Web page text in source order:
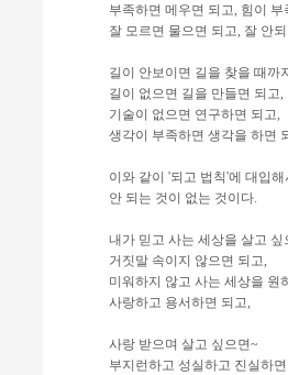
부족하면 메우면 되고, 힘이
잘 모르면 물으면 되고, 잘 안
길이 안보이면 길을 찾을 때까
길이 없으면 길을 만들면 되고,
기술이 없으면 연구하면 되고,
생각이 부족하면 생각을 하면
이와 같이 '되고 법칙'에 대입
안 되는 것이 없는 것이다.
내가 믿고 사는 세상을 살고 싶
거짓말 속이지 않으면 되고,
미워하지 않고 사는 세상을 원
사랑하고 용서하면 되고,
사랑 받으며 살고 싶으면~
부지런하고 성실하고 진실하